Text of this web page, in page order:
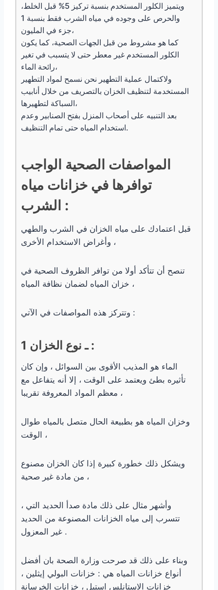
ويتميز الكلور المستخدم بنسبة تركيز 5% قبل الخلط،
والحرص على وجوده في مياه الشرب فقط بنسبة 1
جزء في المليون،
كما هو مشروط من قبل الجهات الصحية، كما يكون
الكلور المستخدم غير معطر حتى لا يتسبب في تغير
رائحة الماء،
ولاكتمال عملية التطهير نحن نسمح لمواد التطهير
المستخدمة لتنظيف الخزان بالتصريف من خلال أنابيب
السباكة لتطهيرها،
بعد التنبيه على أصحاب المنزل بفتح الصنابير وعدم
استخدام المياه حتى تمام التنظيف.
المواصفات الصحية الواجب
توافرها في خزانات مياه
الشرب :
قبل اعتمادك على مياه الخزان في الشرب والطهي
وأغراض الاستخدام الأخرى ،
تنصح أن تتأكد أولا من توافر الظروف الصحية في
خزان المياه لضمان نظافة المياه ،
وتتركز هذه المواصفات في الآتي :
1 ـ نوع الخزان :
الماء هو المذيب الأقوى بين السوائل ، وإن كان
تأثيره بطئ ويعتمد على الوقت ، إلا أنه يتفاعل مع
معظم المواد المعروفة تقريبا ،
وخزان المياه هو بطبيعة الحال متصل بالمياه طوال
الوقت ،
ويشكل ذلك خطورة كبيرة إذا كان الخزان مصنوع
من مادة غير صحية ،
، وأشهر مثال على ذلك مادة صدأ الحديد التي
تتسرب إلى مياه الخزانات المصنوعة من الحديد
غير المعزول .
وبناء على ذلك قد صرحت وزارة الصحة بان أفضل
أنواع خزانات المياه هي : خزانات البولي إيثلين ،
خزانات الاستانلس استيل ، خزانات الخرسانة